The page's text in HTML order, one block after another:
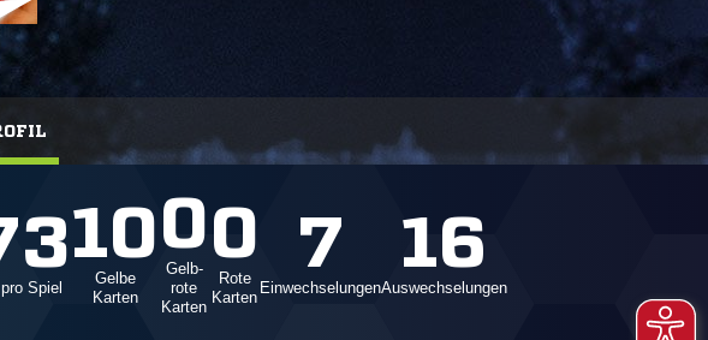
Spiel
10
Gelbe
Karten
0
Gelb-
rote
Karten
0
Rote
Karten
7
Einwechselungen
16
Auswechselungen